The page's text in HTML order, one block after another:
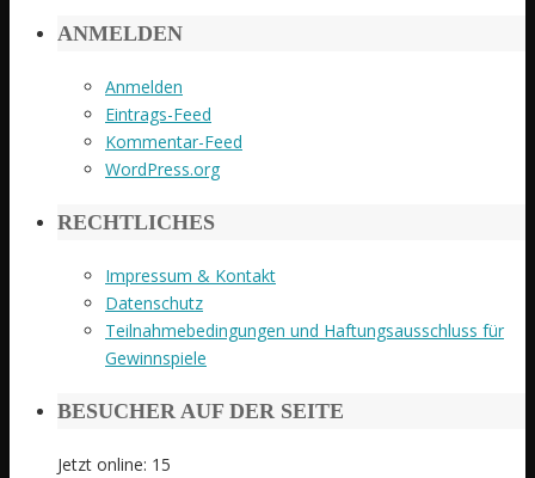
ANMELDEN
Anmelden
Eintrags-Feed
Kommentar-Feed
WordPress.org
RECHTLICHES
Impressum & Kontakt
Datenschutz
Teilnahmebedingungen und Haftungsausschluss für
Gewinnspiele
BESUCHER AUF DER SEITE
Jetzt online: 15